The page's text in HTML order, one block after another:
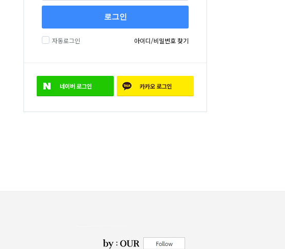
로그인
자동로그인 아이디/비밀번호 찾기
네이버로그인 카카오로그인